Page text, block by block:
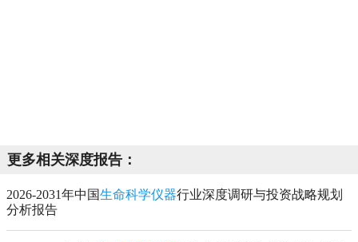
更多相关深度报告：
2026-2031年中国生命科学仪器行业深度调研与投资战略规划
分析报告